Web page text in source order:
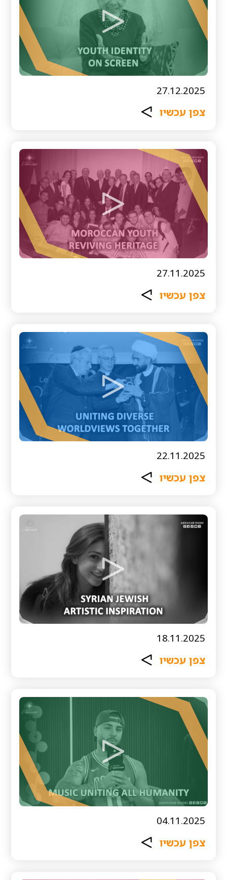
27.12.2025
צפן עכשיו
27.11.2025
צפן עכשיו
22.11.2025
צפן עכשיו
18.11.2025
צפן עכשיו
04.11.2025
צפן עכשיו